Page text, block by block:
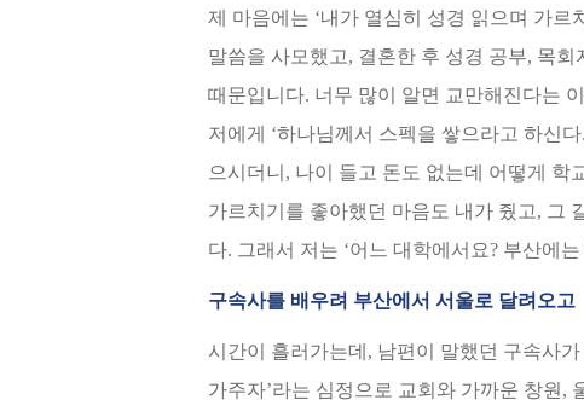
제 마음에는 ‘내가 열심히 성경 읽으며 가
말씀을 사모했고, 결혼한 후 성경 공부, 목
때문입니다. 너무 많이 알면 교만해진다는
저에게 ‘하나님께서 스펙을 쌓으라고 하신
으시더니, 나이 들고 돈도 없는데 어떻게 학
가르치기를 좋아했던 마음도 내가 줬고, 그
다. 그래서 저는 ‘어느 대학에서요? 부산에
구속사를 배우려 부산에서 서울로 달려오고
시간이 흘러가는데, 남편이 말했던 구속사
가주자’라는 심정으로 교회와 가까운 창원,